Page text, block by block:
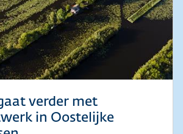
verder met
in Oostelijke